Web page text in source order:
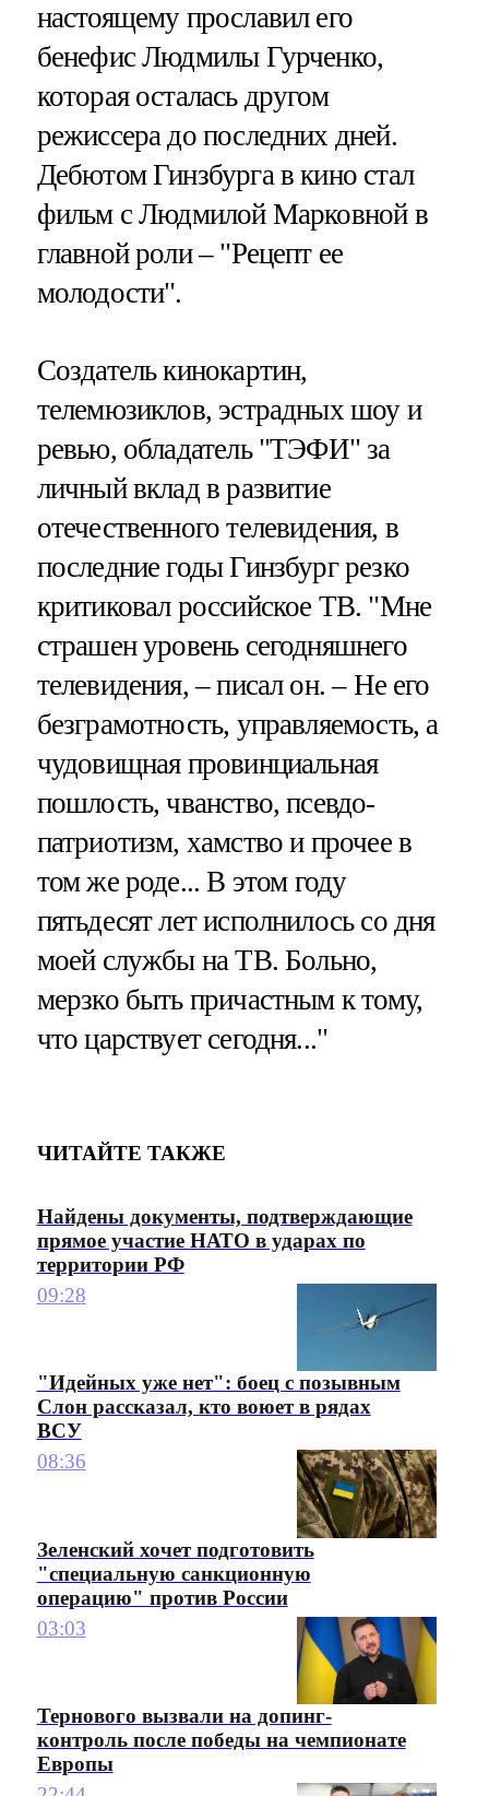
настоящему прославил его
бенефис Людмилы Гурченко,
которая осталась другом
режиссера до последних дней.
Дебютом Гинзбурга в кино стал
фильм с Людмилой Марковной в
главной роли – "Рецепт ее
молодости".
Создатель кинокартин,
телемюзиклов, эстрадных шоу и
ревью, обладатель "ТЭФИ" за
личный вклад в развитие
отечественного телевидения, в
последние годы Гинзбург резко
критиковал российское ТВ. "Мне
страшен уровень сегодняшнего
телевидения, – писал он. – Не его
безграмотность, управляемость, а
чудовищная провинциальная
пошлость, чванство, псевдо-
патриотизм, хамство и прочее в
том же роде... В этом году
пятьдесят лет исполнилось со дня
моей службы на ТВ. Больно,
мерзко быть причастным к тому,
что царствует сегодня..."
ЧИТАЙТЕ ТАКЖЕ
Найдены документы, подтверждающие
прямое участие НАТО в ударах по
территории РФ
09:28
"Идейных уже нет": боец с позывным
Слон рассказал, кто воюет в рядах
ВСУ
08:36
Зеленский хочет подготовить
"специальную санкционную
операцию" против России
03:03
Тернового вызвали на допинг-
контроль после победы на чемпионате
Европы